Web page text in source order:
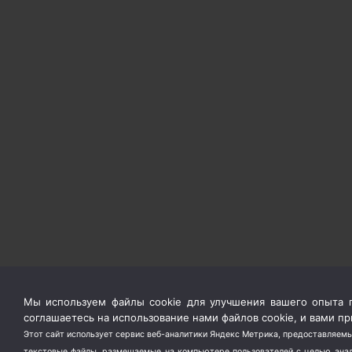
Мы используем файлы cookie для улучшения вашего опыта
соглашаетесь на использование нами файлов cookie, и вами
Этот сайт использует сервис веб-аналитики Яндекс Метрика,